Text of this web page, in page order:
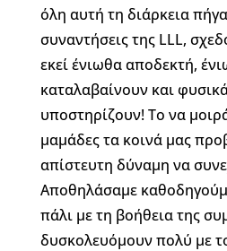
όλη αυτή τη διάρκεια
συναντήσεις της LLL,
εκεί ένιωθα αποδεκτή,
καταλαβαίνουν και
υποστηρίζουν! Το να
μαμάδες τα κοινά μας
απίστευτη δύναμη να
Αποθηλάσαμε
πάλι με τη βοήθεια της
δυσκολευόμουν πολύ με